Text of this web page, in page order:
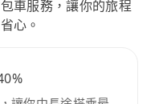
車服務，讓你的旅程
心。